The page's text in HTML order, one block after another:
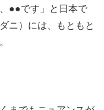
●●です」と日本で
ニ）には、もともと